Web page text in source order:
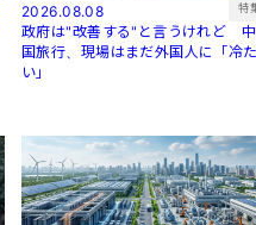
2026.08.08 特
政府は"改善する"と言うけれど 中
国旅行、現場はまだ外国人に「冷
い」